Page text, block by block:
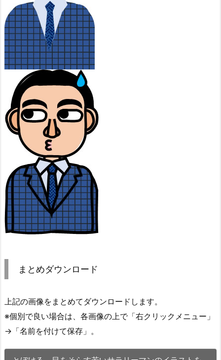
まとめダウンロード
上記の画像をまとめてダウンロードします。
※個別で良い場合は、各画像の上で「右クリックメニュー」
→「名前を付けて保存」。